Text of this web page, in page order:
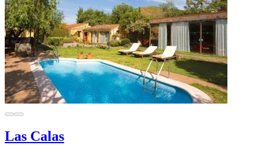
Las Calas